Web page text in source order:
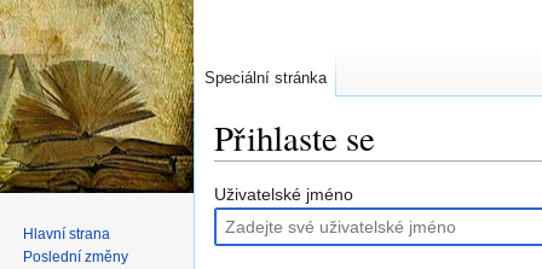
Přihlaste se
Skočit
na
navigaci
Skočit
na
vyhledávání
Uživatelské jméno
Speciální stránka
Hlavní strana
Poslední změny